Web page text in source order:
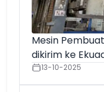
Mesin
dikirim ke
13-10-2025